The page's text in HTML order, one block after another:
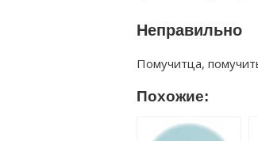
Неправильно
Помучитца,
Похожие: